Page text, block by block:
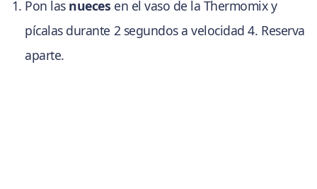
Pon las nueces en el vaso de la Thermomix y
pícalas durante 2 segundos a velocidad 4. Reserva
aparte.